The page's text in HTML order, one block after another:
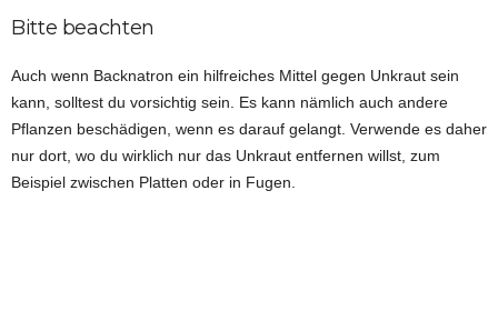
Bitte beachten
Auch wenn Backnatron ein hilfreiches Mittel gegen Unkraut sein
kann, solltest du vorsichtig sein. Es kann nämlich auch andere
Pflanzen beschädigen, wenn es darauf gelangt. Verwende es daher
nur dort, wo du wirklich nur das Unkraut entfernen willst, zum
Beispiel zwischen Platten oder in Fugen.